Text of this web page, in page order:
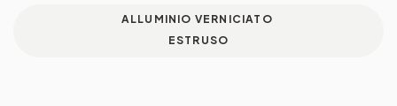
ALLUMINIO VERNICIATO
ESTRUSO